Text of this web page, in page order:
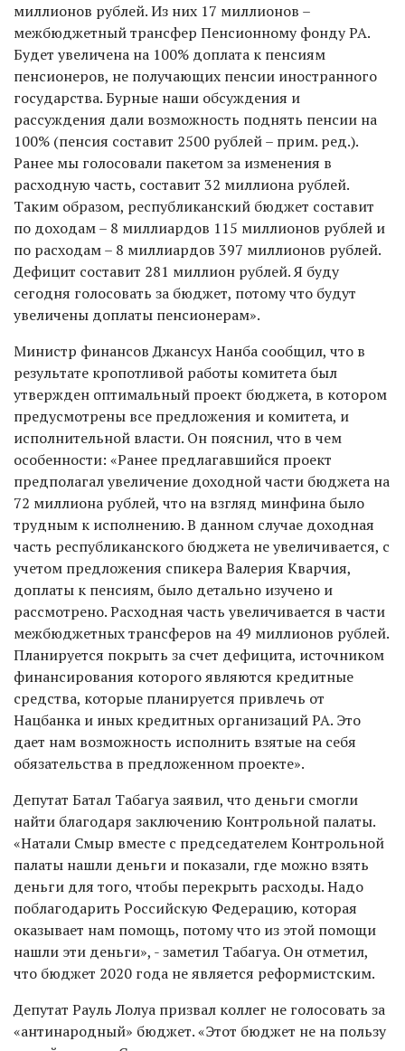
миллионов рублей. Из них 17 миллионов –
межбюджетный трансфер Пенсионному фонду РА.
Будет увеличена на 100% доплата к пенсиям
пенсионеров, не получающих пенсии иностранного
государства. Бурные наши обсуждения и
рассуждения дали возможность поднять пенсии на
100% (пенсия составит 2500 рублей – прим. ред.).
Ранее мы голосовали пакетом за изменения в
расходную часть, составит 32 миллиона рублей.
Таким образом, республиканский бюджет составит
по доходам – 8 миллиардов 115 миллионов рублей и
по расходам – 8 миллиардов 397 миллионов рублей.
Дефицит составит 281 миллион рублей. Я буду
сегодня голосовать за бюджет, потому что будут
увеличены доплаты пенсионерам».
Министр финансов Джансух Нанба сообщил, что в
результате кропотливой работы комитета был
утвержден оптимальный проект бюджета, в котором
предусмотрены все предложения и комитета, и
исполнительной власти. Он пояснил, что в чем
особенности: «Ранее предлагавшийся проект
предполагал увеличение доходной части бюджета на
72 миллиона рублей, что на взгляд минфина было
трудным к исполнению. В данном случае доходная
часть республиканского бюджета не увеличивается, с
учетом предложения спикера Валерия Кварчия,
доплаты к пенсиям, было детально изучено и
рассмотрено. Расходная часть увеличивается в части
межбюджетных трансферов на 49 миллионов рублей.
Планируется покрыть за счет дефицита, источником
финансирования которого являются кредитные
средства, которые планируется привлечь от
Нацбанка и иных кредитных организаций РА. Это
дает нам возможность исполнить взятые на себя
обязательства в предложенном проекте».
Депутат Батал Табагуа заявил, что деньги смогли
найти благодаря заключению Контрольной палаты.
«Натали Смыр вместе с председателем Контрольной
палаты нашли деньги и показали, где можно взять
деньги для того, чтобы перекрыть расходы. Надо
поблагодарить Российскую Федерацию, которая
оказывает нам помощь, потому что из этой помощи
нашли эти деньги», - заметил Табагуа. Он отметил,
что бюджет 2020 года не является реформистским.
Депутат Рауль Лолуа призвал коллег не голосовать за
«антинародный» бюджет. «Этот бюджет не на пользу